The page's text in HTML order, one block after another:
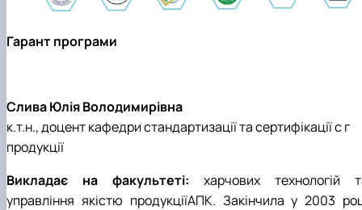
Матеріально-технічна база
Гарант програми
Слива Юлія Володимирівна
к.т.н., доцент кафедри стандартизації та сертифікації с г
продукції
Викладає на факультеті: харчових технологій
управління якістю продукціїАПК. Закінчила у 2003